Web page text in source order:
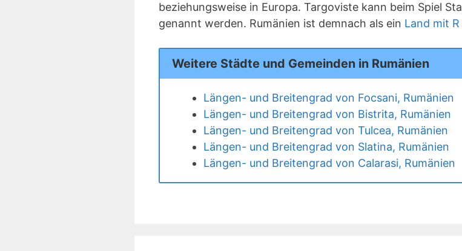
beziehungsweise in Europa. Targoviste kann beim Spiel
genannt werden. Rumänien ist demnach als ein Land mit R
Weitere Städte und Gemeinden in Rumänien
Längen- und Breitengrad von Focsani, Rumänien
Längen- und Breitengrad von Bistrita, Rumänien
Längen- und Breitengrad von Tulcea, Rumänien
Längen- und Breitengrad von Slatina, Rumänien
Längen- und Breitengrad von Calarasi, Rumänien